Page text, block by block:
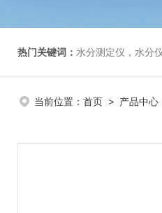
热门关键词： 水分测定仪，水分
当前位置： 首页 > 产品中心